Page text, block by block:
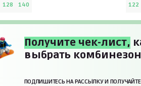
128 140 122
Получите чек-лист,
выбрать комбинезон
ПОДПИШИТЕСЬ НА РАССЫЛКУ И